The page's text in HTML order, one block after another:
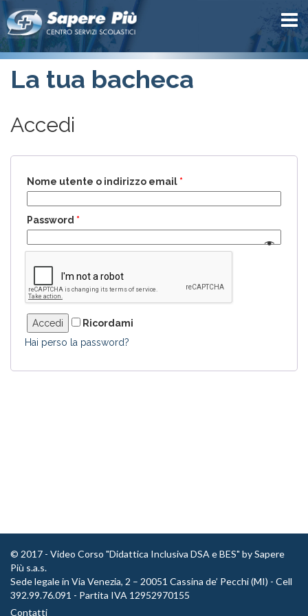
La tua bacheca
Accedi
Nome utente o indirizzo email *
Password *
Ricordami
Hai perso la password?
© 2017 - Video Corso "Didattica Inclusiva DSA e BES" by Sapere
Più s.a.s.
Sede legale in Via Venezia, 2 – 20051 Cassina de’ Pecchi (MI) - Cell
392.99.76.091 - Partita IVA 12952970155
Contatti